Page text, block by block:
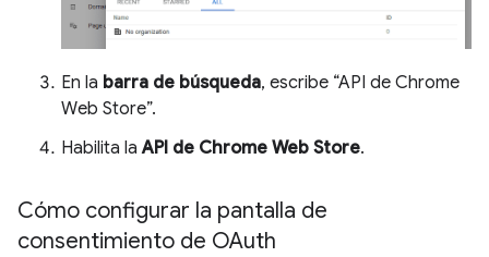
En la barra de búsqueda, escribe “API de Chrome
Web Store”.
Habilita laAPI de Chrome Web Store.
Cómo configurar la pantalla de
consentimiento de OAuth